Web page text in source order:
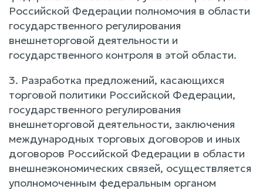
Российской Федерации полномочия в области
государственного регулирования
внешнеторговой деятельности и
государственного контроля в этой области.
3. Разработка предложений, касающихся
торговой политики Российской Федерации,
государственного регулирования
внешнеторговой деятельности, заключения
международных торговых договоров и иных
договоров Российской Федерации в области
внешнеэкономических связей, осуществляется
уполномоченным федеральным органом